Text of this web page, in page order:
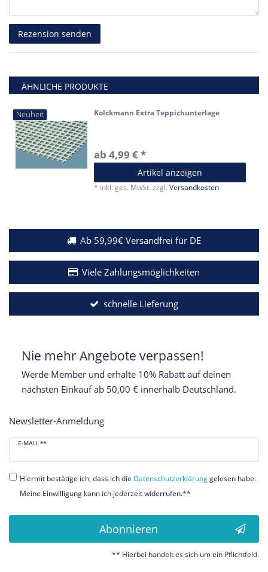
Rezensionstext
Rezension senden
ÄHNLICHE PRODUKTE
Neuheit Kolckmann Extra Teppichunterlage
ab 4,99 € *
Artikel anzeigen
* inkl. ges. MwSt. zzgl.Versandkosten
Ab 59,99€ Versandfrei für DE
Viele Zahlungsmöglichkeiten
schnelle Lieferung
Nie mehr Angebote verpassen!
Werde Member und erhalte 10% Rabatt auf deinen
nächsten Einkauf ab 50,00 € innerhalb Deutschland.
Newsletter-Anmeldung
E-MAIL **
Newsletter
Honig
Hiermit bestätige ich, dass ich die Daten­schutz­erklärunggelesen habe.
Meine Einwilligung kann ich jederzeit widerrufen.**
Abonnieren
** Hierbei handelt es sich um ein Pflichtfeld.